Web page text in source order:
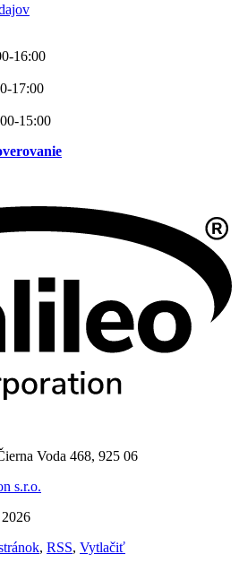
16:00
17:00
15:00
Voda 468, 925 06
s.r.o.
, RSS, Vytlačiť